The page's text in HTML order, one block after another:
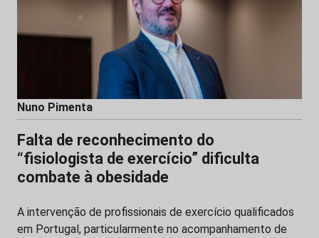
Nuno Pimenta
Falta de reconhecimento do
“fisiologista de exercício” dificulta
combate à obesidade
A intervenção de profissionais de exercício qualificados
em Portugal, particularmente no acompanhamento de